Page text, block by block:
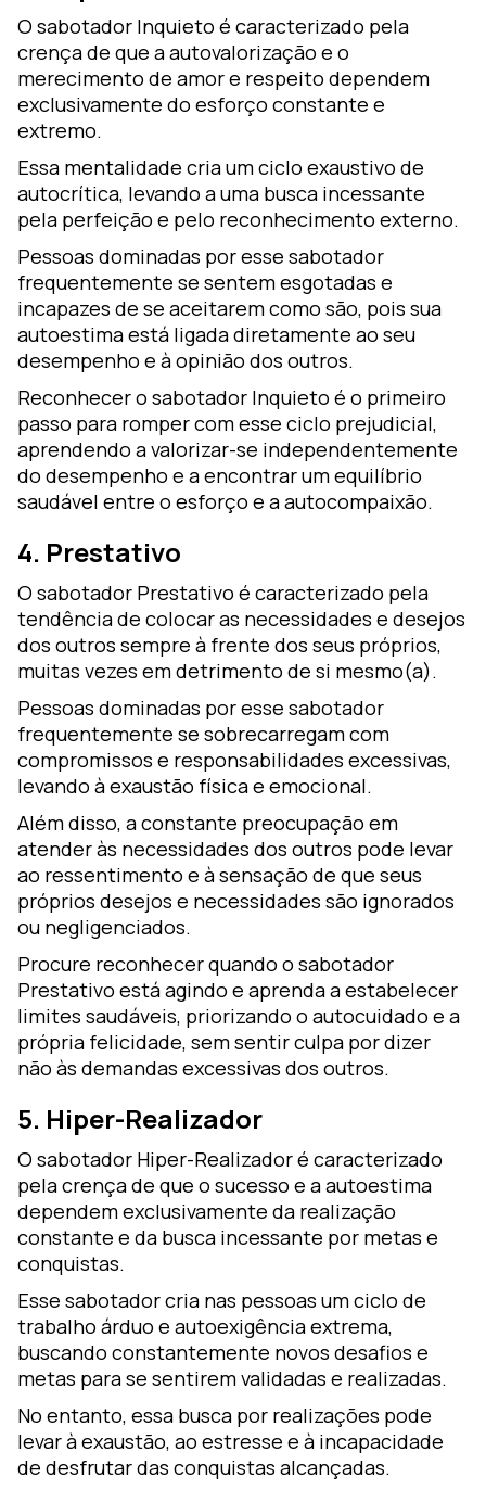
O sabotador Inquieto é caracterizado pela
crença de que a autovalorização e o
merecimento de amor e respeito dependem
exclusivamente do esforço constante e
extremo.
Essa mentalidade cria um ciclo exaustivo de
autocrítica, levando a uma busca incessante
pela perfeição e pelo reconhecimento externo.
Pessoas dominadas por esse sabotador
frequentemente se sentem esgotadas e
incapazes de se aceitarem como são, pois sua
autoestima está ligada diretamente ao seu
desempenho e à opinião dos outros.
Reconhecer o sabotador Inquieto é o primeiro
passo para romper com esse ciclo prejudicial,
aprendendo a valorizar-se independentemente
do desempenho e a encontrar um equilíbrio
saudável entre o esforço e a autocompaixão.
4. Prestativo
O sabotador Prestativo é caracterizado pela
tendência de colocar as necessidades e desejos
dos outros sempre à frente dos seus próprios,
muitas vezes em detrimento de si mesmo(a).
Pessoas dominadas por esse sabotador
frequentemente se sobrecarregam com
compromissos e responsabilidades excessivas,
levando à exaustão física e emocional.
Além disso, a constante preocupação em
atender às necessidades dos outros pode levar
ao ressentimento e à sensação de que seus
próprios desejos e necessidades são ignorados
ou negligenciados.
Procure reconhecer quando o sabotador
Prestativo está agindo e aprenda a estabelecer
limites saudáveis, priorizando o autocuidado e a
própria felicidade, sem sentir culpa por dizer
não às demandas excessivas dos outros.
5. Hiper-Realizador
O sabotador Hiper-Realizador é caracterizado
pela crença de que o sucesso e a autoestima
dependem exclusivamente da realização
constante e da busca incessante por metas e
conquistas.
Esse sabotador cria nas pessoas um ciclo de
trabalho árduo e autoexigência extrema,
buscando constantemente novos desafios e
metas para se sentirem validadas e realizadas.
No entanto, essa busca por realizações pode
levar à exaustão, ao estresse e à incapacidade
de desfrutar das conquistas alcançadas.